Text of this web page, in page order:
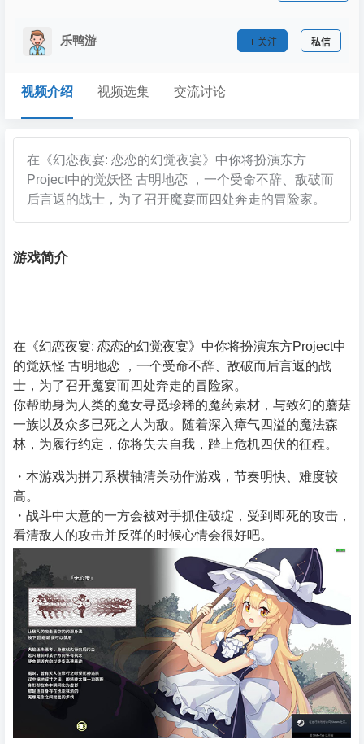
乐鸭游 关注 私信
视频介绍 视频选集 交流讨论
在《幻恋夜宴: 恋恋的幻觉夜宴》中你将扮演东方
Project中的觉妖怪 古明地恋 ，一个受命不辞、敌破而
后言返的战士，为了召开魔宴而四处奔走的冒险家。
游戏简介
在《幻恋夜宴: 恋恋的幻觉夜宴》中你将扮演东方Project中
的觉妖怪 古明地恋 ，一个受命不辞、敌破而后言返的战
士，为了召开魔宴而四处奔走的冒险家。
你帮助身为人类的魔女寻觅珍稀的魔药素材，与致幻的蘑菇
一族以及众多已死之人为敌。随着深入瘴气四溢的魔法森
林，为履行约定，你将失去自我，踏上危机四伏的征程。
・本游戏为拼刀系横轴清关动作游戏，节奏明快、难度较
高。
・战斗中大意的一方会被对手抓住破绽，受到即死的攻击，
看清敌人的攻击并反弹的时候心情会很好吧。